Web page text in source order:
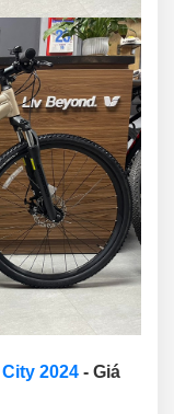
2024 - Giá